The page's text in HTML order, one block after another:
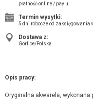
płatność online / pay u
Termin wysyłki:
5 dni robocze od zaksięgowania
Dostawa z:
Gorlice/Polska
Opis pracy:
Oryginalna akwarela,